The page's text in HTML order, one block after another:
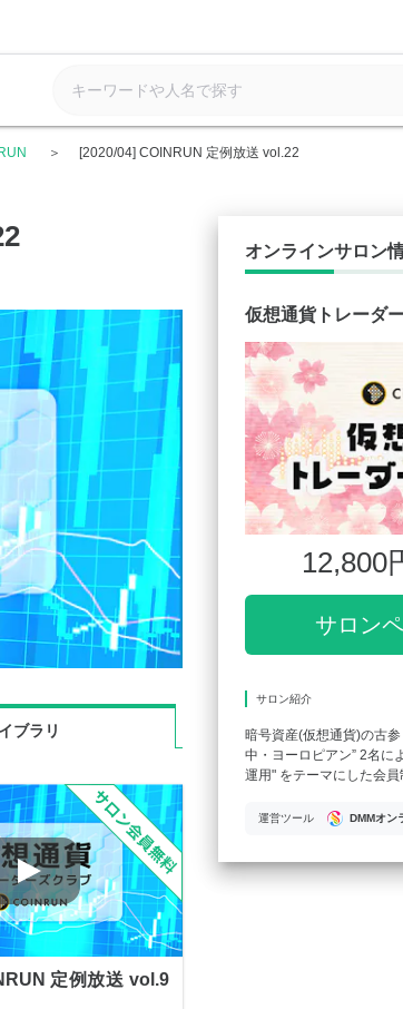
[2020/04] COINRUN 定例放送 vol.22
ブラリ
定例放送 vol.9
オンラインサロン
仮想通貨トレーダ
12,800
サロン
サロン紹介
暗号資産(仮想通貨)の古
中・ヨーロピアン” 2名に
運用" をテーマにした会員
運営ツール DMMオン